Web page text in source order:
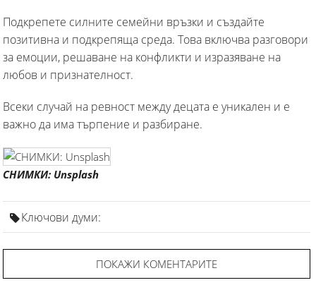
Подкрепете силните семейни връзки и създайте
позитивнa и подкрепяща среда. Това включва разговори
за емоции, решаване на конфликти и изразяване на
любов и признателност.
Всеки случай на ревност между децата е уникален и е
важно да има търпение и разбиране.
СНИМКИ: Unsplash
Ключови думи:
ПОКАЖИ КОМЕНТАРИТЕ